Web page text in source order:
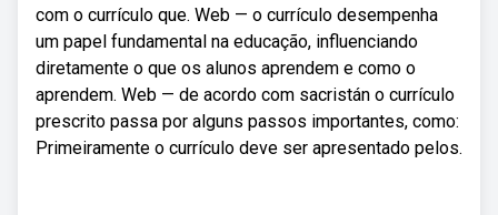
com o currículo que. Web — o currículo desempenha
um papel fundamental na educação, influenciando
diretamente o que os alunos aprendem e como o
aprendem. Web — de acordo com sacristán o currículo
prescrito passa por alguns passos importantes, como:
Primeiramente o currículo deve ser apresentado pelos.